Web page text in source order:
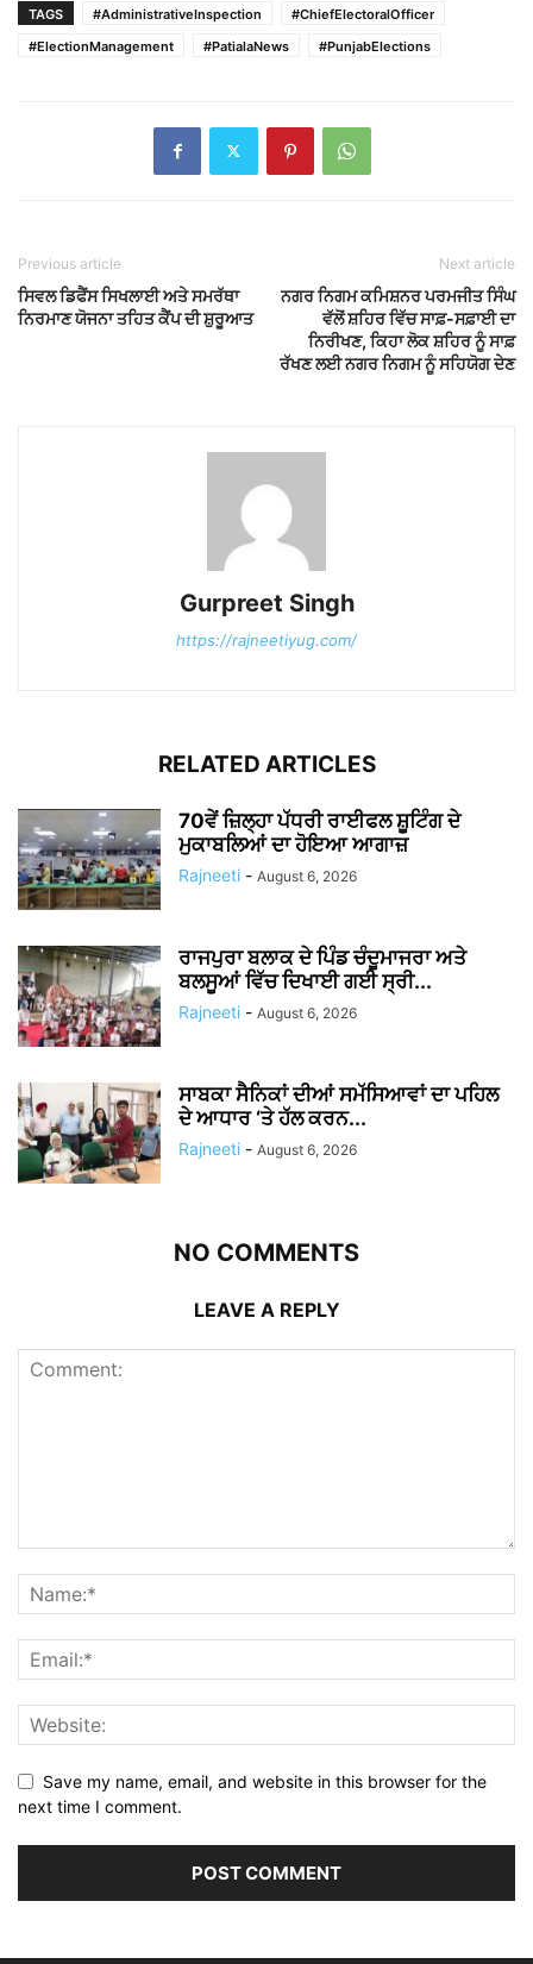
TAGS #AdministrativeInspection
#ChiefElectoralOfficer
#ElectionManagement
#PatialaNews #PunjabElections
Previous article
ਸਿਵਲ ਡਿਫੈਂਸ ਸਿਖਲਾਈ ਅਤੇ ਸਮਰੱਥਾ
ਨਿਰਮਾਣ ਯੋਜਨਾ ਤਹਿਤ ਕੈਂਪ ਦੀ ਸ਼ੁਰੂਆਤ
Next article
ਨਗਰ ਨਿਗਮ ਕਮਿਸ਼ਨਰ ਪਰਮਜੀਤ ਸਿੰਘ
ਵੱਲੋਂ ਸ਼ਹਿਰ ਵਿੱਚ ਸਾਫ਼-ਸਫ਼ਾਈ ਦਾ
ਨਿਰੀਖਣ, ਕਿਹਾ ਲੋਕ ਸ਼ਹਿਰ ਨੂੰ ਸਾਫ਼
ਰੱਖਣ ਲਈ ਨਗਰ ਨਿਗਮ ਨੂੰ ਸਹਿਯੋਗ ਦੇਣ
Gurpreet Singh
https://rajneetiyug.com/
RELATED ARTICLES
70ਵੇਂ ਜ਼ਿਲ੍ਹਾ ਪੱਧਰੀ ਰਾਈਫਲ ਸ਼ੂਟਿੰਗ ਦੇ
ਮੁਕਾਬਲਿਆਂ ਦਾ ਹੋਇਆ ਆਗਾਜ਼
Rajneeti - August 6, 2026
ਰਾਜਪੁਰਾ ਬਲਾਕ ਦੇ ਪਿੰਡ ਚੰਦੂਮਾਜਰਾ ਅਤੇ
ਬਲਸੂਆਂ ਵਿੱਚ ਦਿਖਾਈ ਗਈ ਸ੍ਰੀ...
Rajneeti - August 6, 2026
ਸਾਬਕਾ ਸੈਨਿਕਾਂ ਦੀਆਂ ਸਮੱਸਿਆਵਾਂ ਦਾ ਪਹਿਲ
ਦੇ ਆਧਾਰ ‘ਤੇ ਹੱਲ ਕਰਨ...
Rajneeti - August 6, 2026
NO COMMENTS
LEAVE A REPLY
Save my name, email, and website in this browser for the
next time I comment.